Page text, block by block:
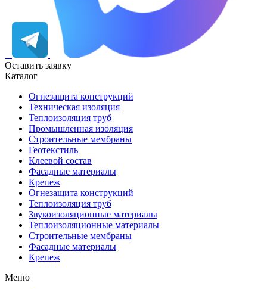
Оставить заявку
Каталог
Огнезащита конструкций
Техническая изоляция
Теплоизоляция труб
Промышленная изоляция
Строительные мембраны
Геотекстиль
Клеевой состав
Фасадные материалы
Крепеж
Огнезащита конструкций
Теплоизоляция труб
Звукоизоляционные материалы
Теплоизоляционные материалы
Строительные мембраны
Фасадные материалы
Крепеж
Меню